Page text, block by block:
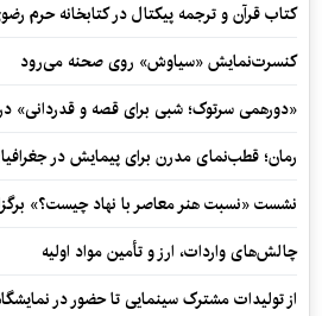
کتاب قرآن و ترجمه پیکتال در کتابخانه حرم
کنسرت‌نمایش «سیاوش» روی صحنه می‌رود
«دورهمی سرتوک؛ شبی برای قصه و قدردانی» در
رمان؛ قطب‌نمای مدرن برای پیمایش در
نشست «نسبت هنر معاصر با نهاد چیست؟»
چالش‌های واردات، ارز و تأمین مواد اولیه
از تولیدات مشترک سینمایی تا حضور در